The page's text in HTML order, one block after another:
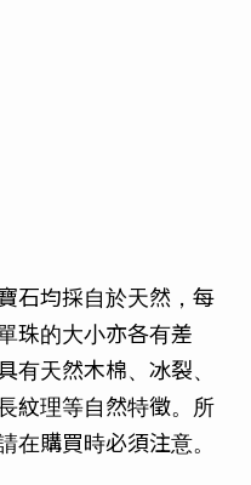
石均採自於天然，每
珠的大小亦各有差
有天然木棉、冰裂、
紋理等自然特徵。所
在購買時必須注意。